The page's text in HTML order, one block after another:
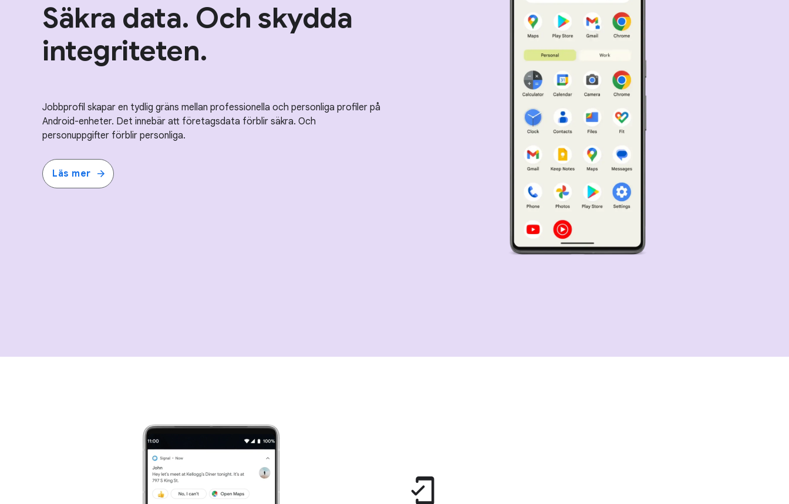
Säkra data. Och skydda
integriteten.
Jobbprofil skapar en tydlig gräns mellan professionella och personliga profiler på
Android-enheter. Det innebär att företagsdata förblir säkra. Och
personuppgifter förblir personliga.
Läs mer